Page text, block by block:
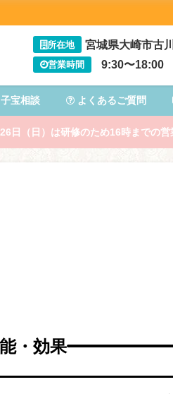
所在地 宮城県大崎市古
営業時間 9:30〜18:00
宝相談 よくあるご質問
日（日）は研修のため16時までの営
・効果